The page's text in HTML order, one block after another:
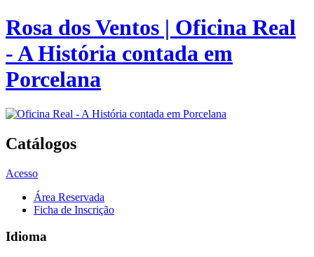
Rosa dos Ventos | Oficina Real
- A História contada em
Porcelana
Catálogos
Acesso
Área Reservada
Ficha de Inscrição
Idioma